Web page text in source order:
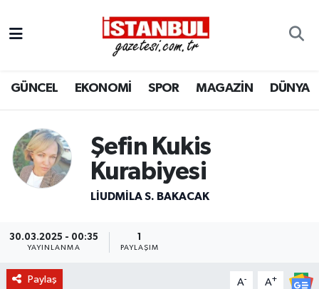
GÜNCEL EKONOMİ SPOR MAGAZİN DÜNYA
Şefin Kukis
Kurabiyesi
LIUDMILA S. BAKACAK
30.03.2025 - 00:35
YAYINLANMA
1
PAYLAŞIM
Paylaş A- A+
EKONOMİ
İSTANBUL
DÜNYA
MAGAZİN
KÜLTÜR SANAT
Nöbetçi Eczaneler
Hava Durumu
Trafik Durumu
Süper Lig Puan Durumu ve Fikstür
Tüm Manşetler
Son Dakika Haberleri
Haber Arşivi